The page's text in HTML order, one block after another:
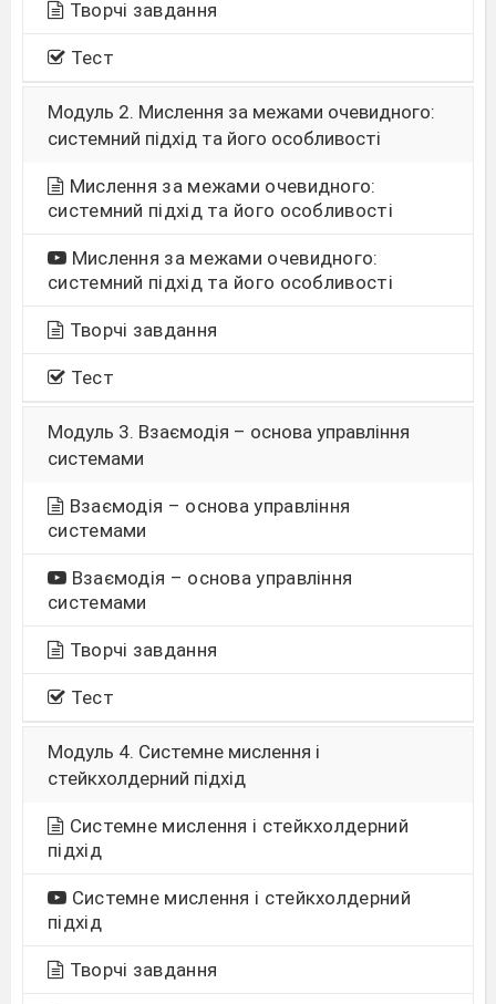
Творчі завдання
Тест
Модуль 2. Мислення за межами очевидного:
системний підхід та його особливості
Мислення за межами очевидного:
системний підхід та його особливості
Мислення за межами очевидного:
системний підхід та його особливості
Творчі завдання
Тест
Модуль 3. Взаємодія – основа управління
системами
Взаємодія – основа управління
системами
Взаємодія – основа управління
системами
Творчі завдання
Тест
Модуль 4. Системне мислення і
стейкхолдерний підхід
Системне мислення і стейкхолдерний
підхід
Системне мислення і стейкхолдерний
підхід
Творчі завдання